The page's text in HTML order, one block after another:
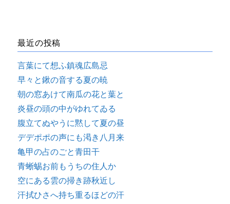
最近の投稿
言葉にて想ふ鎮魂広島忌
早々と鍬の音する夏の暁
朝の窓あけて南瓜の花と葉と
炎昼の頭の中がゆれてゐる
腹立てぬやうに黙して夏の昼
デデポポの声にも渇き八月来
亀甲の占のごと青田干
青蜥蜴お前もうちの住人か
空にある雲の掃き跡秋近し
汗拭ひさへ持ち重るほどの汗